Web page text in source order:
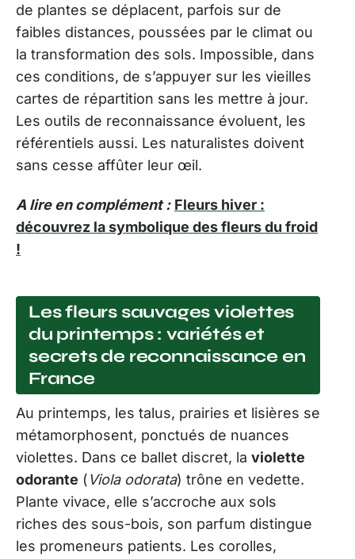
de plantes se déplacent, parfois sur de
faibles distances, poussées par le climat ou
la transformation des sols. Impossible, dans
ces conditions, de s’appuyer sur les vieilles
cartes de répartition sans les mettre à jour.
Les outils de reconnaissance évoluent, les
référentiels aussi. Les naturalistes doivent
sans cesse affûter leur œil.
A lire en complément : Fleurs hiver :
découvrez la symbolique des fleurs du froid
!
Les fleurs sauvages violettes
du printemps : variétés et
secrets de reconnaissance en
France
Au printemps, les talus, prairies et lisières se
métamorphosent, ponctués de nuances
violettes. Dans ce ballet discret, la violette
odorante (Viola odorata) trône en vedette.
Plante vivace, elle s’accroche aux sols
riches des sous-bois, son parfum distingue
les promeneurs patients. Les corolles,